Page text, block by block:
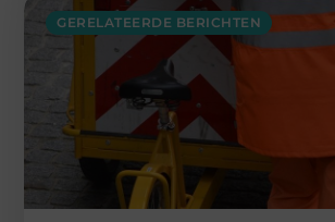
GERELATEERDE BERICHTEN